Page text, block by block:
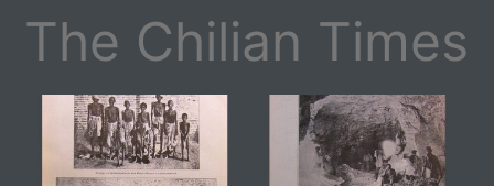
The Chilian Times